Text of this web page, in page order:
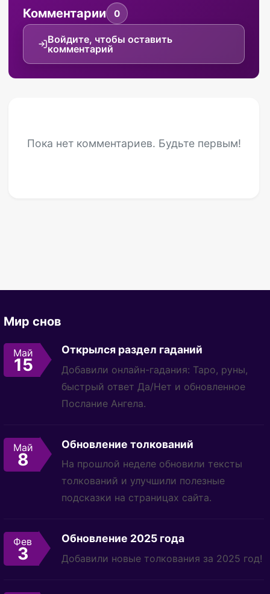
Комментарии 0
Войдите, чтобы оставить
комментарий
Пока нет комментариев. Будьте первым!
Мир снов
Май
15
Открылся раздел гаданий
Добавили онлайн-гадания: Таро, руны,
быстрый ответ Да/Нет и обновленное
Послание Ангела.
Май
8
Обновление толкований
На прошлой неделе обновили тексты
толкований и улучшили полезные
подсказки на страницах сайта.
Фев
3
Обновление 2025 года
Добавили новые толкования за 2025 год!